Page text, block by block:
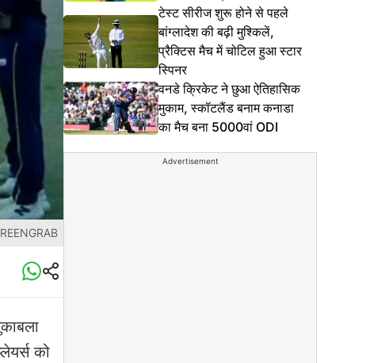
को
टेस्ट सीरीज शुरू होने से पहले
बांग्लादेश की बढ़ी मुश्किलें,
प्रैक्टिस मैच में चोटिल हुआ स्टार
स्पिनर
वनडे क्रिकेट ने छुआ ऐतिहासिक
मुकाम, स्कॉटलैंड बनाम कनाडा
का मैच बना 5000वां ODI
Advertisement